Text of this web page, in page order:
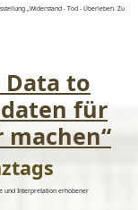
„Widerstand - Tod - Überleben. Zu
Data to
für
machen“
und Interpretation erhobener